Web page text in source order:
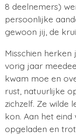
8 deelnemers)
persoonlijke
gewoon jij, de
Misschien herken
vorig jaar
kwam moe en
rust, natuurlijke
zichzelf. Ze wilde
kon. Aan het
opgeladen en